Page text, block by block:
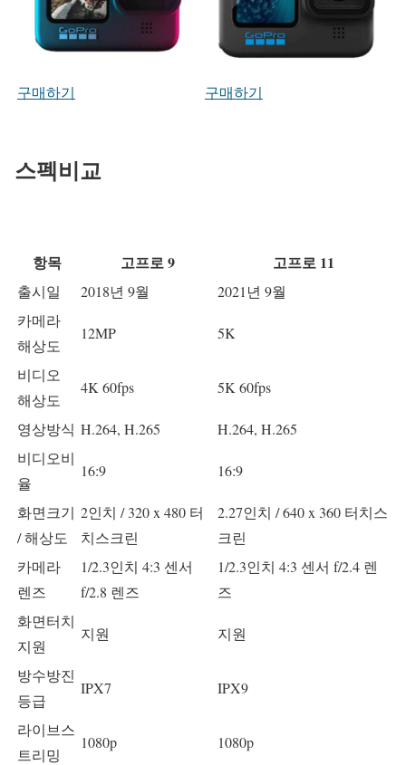
구매하기 구매하기
스펙비교
항목 고프로 9 고프로 11
출시일 2018년 9월
2021년 9월
카메라
해상도
12MP 5K
비디오
해상도
4K 60fps 5K 60fps
영상방식 H.264, H.265
H.264, H.265
비디오비
율
16:9 16:9
화면크기
/ 해상도
2인치 / 320 x 480 터
치스크린
2.27인치 / 640 x 360 터치스
크린
카메라
렌즈
1/2.3인치 4:3 센서
f/2.8 렌즈
1/2.3인치 4:3 센서 f/2.4 렌
즈
화면터치
지원
지원 지원
방수방진
등급
IPX7 IPX9
라이브스
트리밍
1080p 1080p